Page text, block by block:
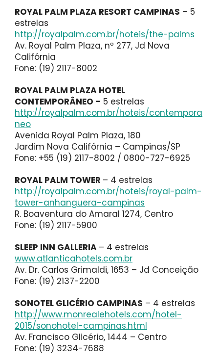
ROYAL PALM PLAZA RESORT CAMPINAS – 5
estrelas
http://royalpalm.com.br/hoteis/the-palms
Av. Royal Palm Plaza, nº 277, Jd Nova
Califórnia
Fone: (19) 2117-8002
ROYAL PALM PLAZA HOTEL
CONTEMPORÂNEO – 5 estrelas
http://royalpalm.com.br/hoteis/contempora
neo
Avenida Royal Palm Plaza, 180
Jardim Nova Califórnia – Campinas/SP
Fone: +55 (19) 2117-8002 / 0800-727-6925
ROYAL PALM TOWER – 4 estrelas
http://royalpalm.com.br/hoteis/royal-palm-
tower-anhanguera-campinas
R. Boaventura do Amaral 1274, Centro
Fone: (19) 2117-5900
SLEEP INN GALLERIA – 4 estrelas
www.atlanticahotels.com.br
Av. Dr. Carlos Grimaldi, 1653 – Jd Conceição
Fone: (19) 2137-2200
SONOTEL GLICÉRIO CAMPINAS – 4 estrelas
http://www.monrealehotels.com/hotel-
2015/sonohotel-campinas.html
Av. Francisco Glicério, 1444 – Centro
Fone: (19) 3234-7688